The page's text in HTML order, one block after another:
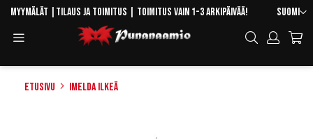
Skip
Content
Kieli
Suomi
Myymälät Tilaus ja toimitus | Toimitus vain 1-3 arkipäivää!
Hae
Etusivu Imelda Ilkeä